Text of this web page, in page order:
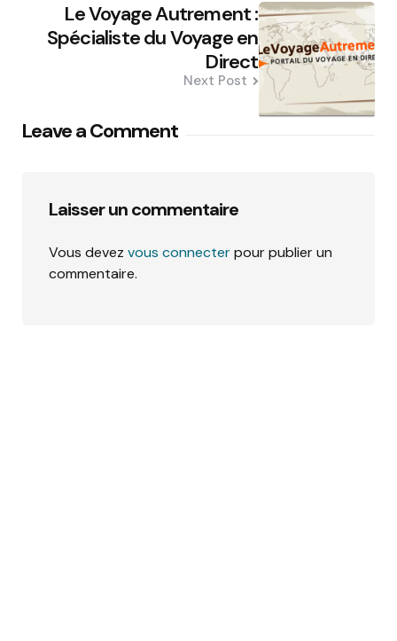
Le Voyage Autrement :
Spécialiste du Voyage en
Direct
Next Post
Leave a Comment
Laisser un commentaire
Vous devez vous connecterpour publier un
commentaire.